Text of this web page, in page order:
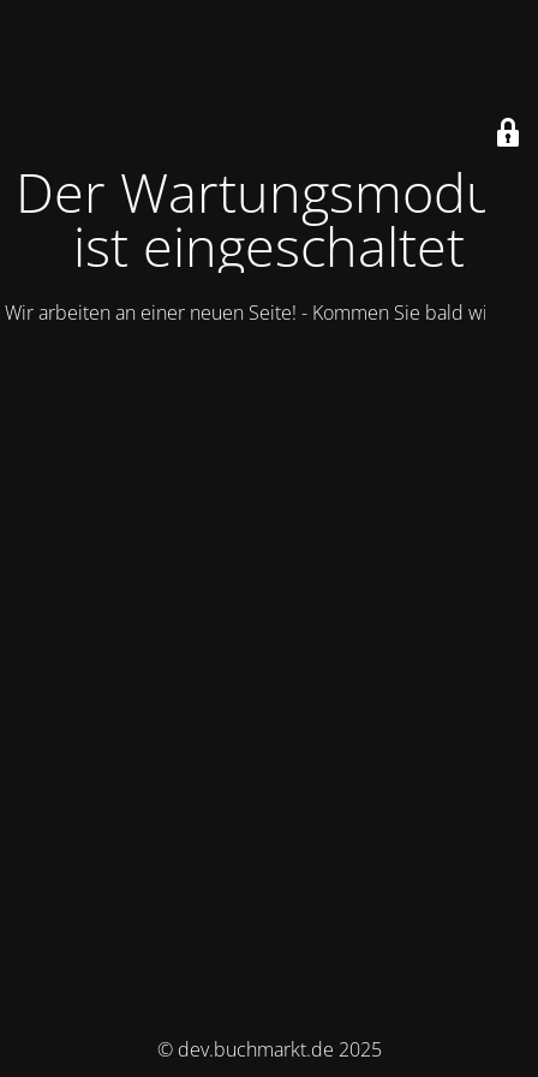
Der Wartungsmodus
ist eingeschaltet
Wir arbeiten an einer neuen Seite! - Kommen Sie bald wieder.
© dev.buchmarkt.de 2025